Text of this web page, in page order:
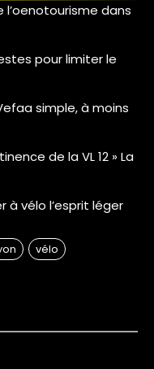
l’oenotourisme dans
pour limiter le
simple, à moins
de la VL 12 » La
à vélo l’esprit léger